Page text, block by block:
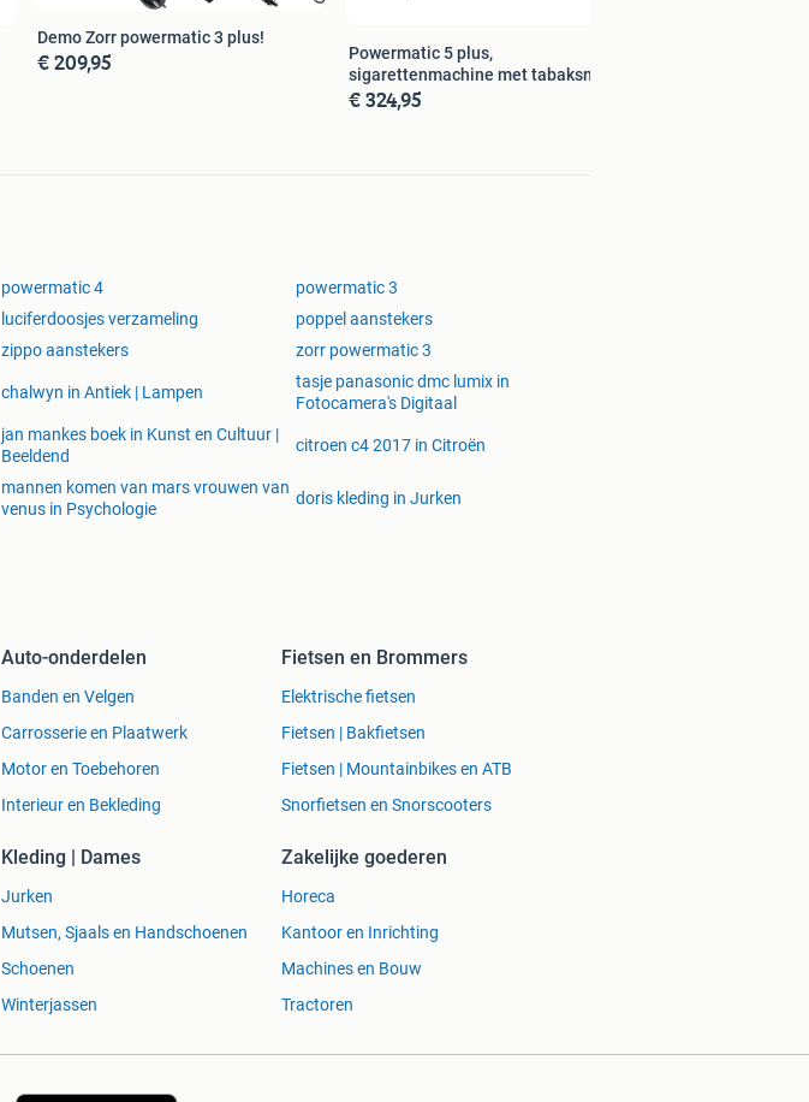
Demo Zorr powermatic 3 plus!
€ 209,95
Powermatic 5 plus,
sigarettenmachine met tabaksnijder
€ 324,95
powermatic 4
powermatic 3
luciferdoosjes verzameling
poppel aanstekers
zippo aanstekers zorr powermatic 3
chalwyn in Antiek | Lampen
tasje panasonic dmc lumix in
Fotocamera's Digitaal
jan mankes boek in Kunst en Cultuur |
Beeldend
citroen c4 2017 in Citroën
mannen komen van mars vrouwen van
venus in Psychologie
doris kleding in Jurken
Auto-onderdelen
Banden en Velgen
Carrosserie en Plaatwerk
Motor en Toebehoren
Interieur en Bekleding
Fietsen en Brommers
Elektrische fietsen
Fietsen | Bakfietsen
Fietsen | Mountainbikes en ATB
Snorfietsen en Snorscooters
Kleding | Dames
Jurken
Mutsen, Sjaals en Handschoenen
Schoenen
Winterjassen
Zakelijke goederen
Horeca
Kantoor en Inrichting
Machines en Bouw
Tractoren